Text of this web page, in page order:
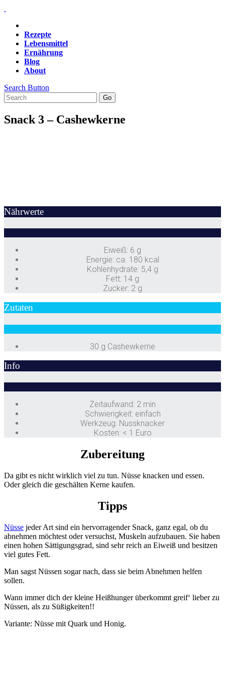
Rezepte
Lebensmittel
Ernährung
Blog
About
Search Button
Snack 3 – Cashewkerne
Nährwerte
Eiweiß: 6 g
Energie: ca. 180 kcal
Kohlenhydrate: 5,4 g
Fett: 14 g
Zucker: 2 g
Zutaten
30 g Cashewkerne
Info
Zeitaufwand: 2 min
Schwierigkeit: einfach
Werkzeug: Nussknacker
Kosten: < 1 Euro
Zubereitung
Da gibt es nicht wirklich viel zu tun. Nüsse knacken und essen.
Oder gleich die geschälten Kerne kaufen.
Tipps
Nüsse jeder Art sind ein hervorragender Snack, ganz egal, ob du
abnehmen möchtest oder versuchst, Muskeln aufzubauen. Sie haben
einen hohen Sättigungsgrad, sind sehr reich an Eiweiß und besitzen
viel gutes Fett.
Man sagst Nüssen sogar nach, dass sie beim Abnehmen helfen
sollen.
Wann immer dich der kleine Heißhunger überkommt greif‘ lieber zu
Nüssen, als zu Süßigkeiten!!
Variante: Nüsse mit Quark und Honig.